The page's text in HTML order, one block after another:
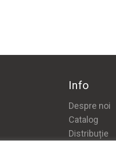
Info
Despre noi
Catalog
Distribuție